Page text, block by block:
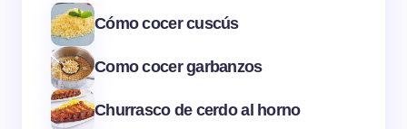
Cómo cocer cuscús
Como cocer garbanzos
Churrasco de cerdo al horno